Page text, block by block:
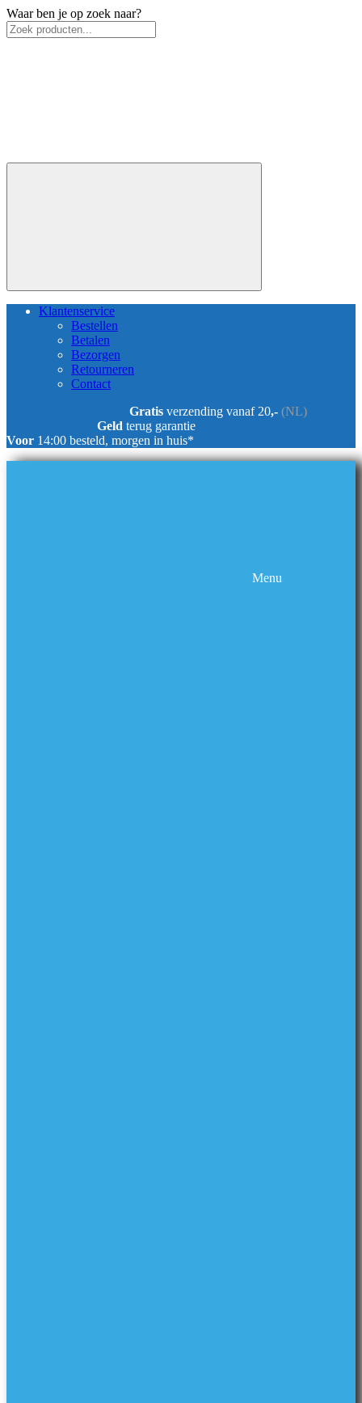
Waar ben je op zoek naar?
Klantenservice
Bestellen
Betalen
Bezorgen
Retourneren
Contact
Gratis verzending vanaf 20,- (NL)
Geld terug garantie
Voor 14:00 besteld, morgen in huis*
Menu